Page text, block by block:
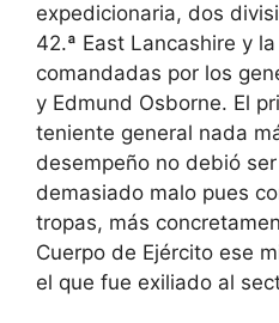
expedicionaria, dos
42.ª East Lancashire y
comandadas por los
y Edmund Osborne. El
teniente general nada
desempeño no debió
demasiado malo pues
tropas, más
Cuerpo de Ejército ese
el que fue exiliado al